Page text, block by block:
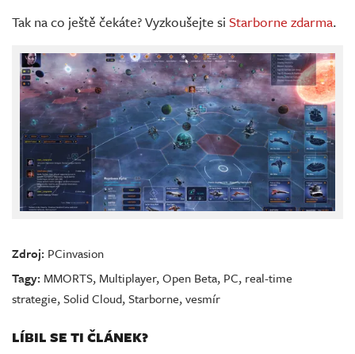
Tak na co ještě čekáte? Vyzkoušejte si Starborne zdarma.
Zdroj: PCinvasion
Tagy: MMORTS, Multiplayer,Open Beta, PC, real-time
strategie,Solid Cloud,Starborne,vesmír
LÍBIL SE TI ČLÁNEK?